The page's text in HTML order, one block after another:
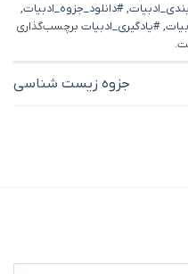
,#دانلود_جزوه_ادبیات,
,#یادگیری_ادبیات برچسب‌گذاری
جزوه زیست شناسی